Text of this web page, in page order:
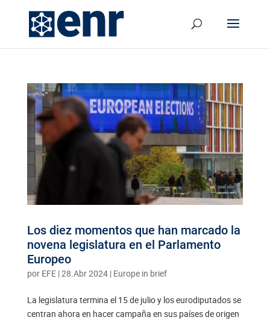
Los diez momentos que han marcado la
novena legislatura en el Parlamento
Europeo
por EFE|28.Abr 2024| Europe in brief
La legislatura termina el 15 de julio y los eurodiputados se
centran ahora en hacer campaña en sus países de origen